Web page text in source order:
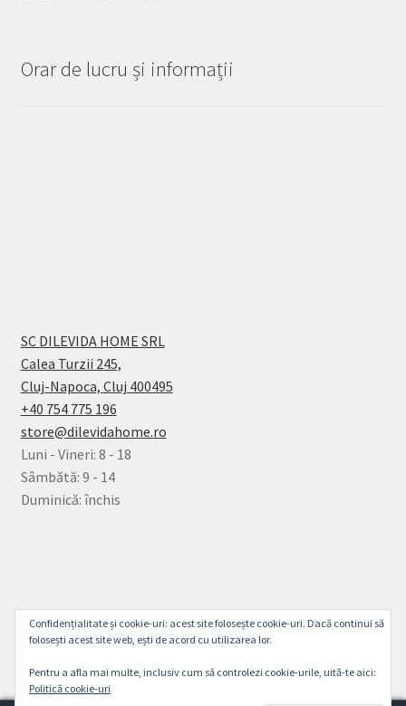
Orar de lucru și informații
SC DILEVIDA HOME SRL
Calea Turzii 245,
Cluj-Napoca, Cluj 400495
+40 754 775 196
store@dilevidahome.ro
Luni - Vineri: 8 - 18
Sâmbătă: 9 - 14
Duminică: închis
© Dilevida Home 2026
Politică de Confidențialitate
Construit cu
Confidențialitate și cookie-uri: acest site folosește cookie-uri. Dacă continui să
folosești acest site web, ești de acord cu utilizarea lor.
Pentru a afla mai multe, inclusiv cum să controlezi cookie-urile, uită-te aici:
Politică cookie-uri